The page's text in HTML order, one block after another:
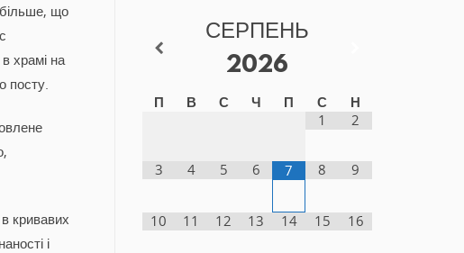
що
храмі на
посту.
кривавих
і
СЕРПЕНЬ
2026
П В С Ч П С
Н
1
2
3 4 5 6 7 8 9
10 11 12 13 14 15 16